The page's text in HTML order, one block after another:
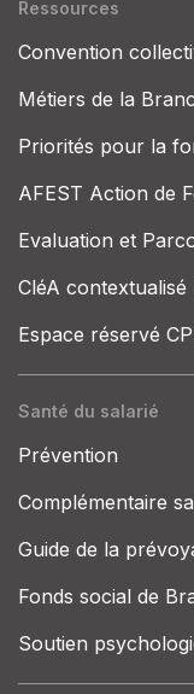
Ressources
Convention
Métiers de la
Priorités pour la
AFEST Action de
Evaluation et
CléA contextualisé
Espace réservé
Santé du salarié
Prévention
Complémentaire
Guide de la
Fonds social de
Soutien